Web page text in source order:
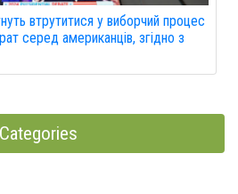
втрутитися у виборчий процес
серед американців, згідно з
Categories